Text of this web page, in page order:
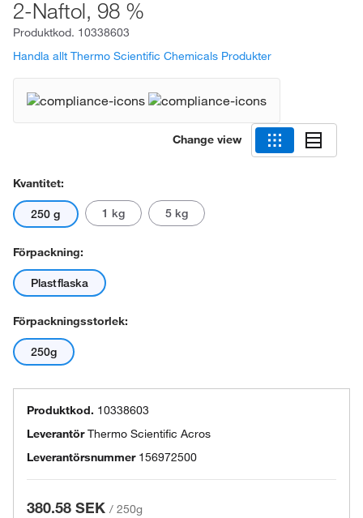
2-Naftol, 98 %
Produktkod. 10338603
Handla allt Thermo Scientific Chemicals Produkter
Change view
Kvantitet:
250 g 1 kg 5 kg
Förpackning:
Plastflaska
Förpackningsstorlek:
250g
Produktkod. 10338603
LeverantörThermo Scientific Acros
Leverantörsnummer 156972500
380.58 SEK / 250g